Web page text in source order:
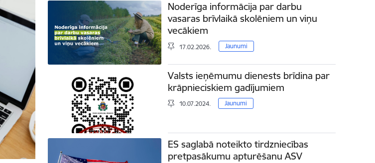
Noderīga informācija par darbu
vasaras brīvlaikā skolēniem un viņu
vecākiem
17.02.2026. Jaunumi
Valsts ieņēmumu dienests brīdina par
krāpnieciskiem gadījumiem
10.07.2024. Jaunumi
ES saglabā noteikto tirdzniecības
pretpasākumu apturēšanu ASV